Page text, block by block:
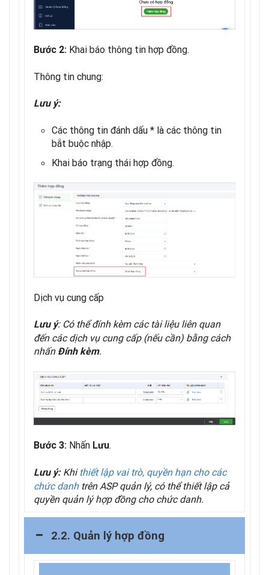
Bước 2: Khai báo thông tin hợp đồng.
Thông tin chung:
Lưu ý:
Các thông tin đánh dấu * là các thông tin
bắt buộc nhập.
Khai báo trạng thái hợp đồng.
Dịch vụ cung cấp
Lưu ý: Có thể đính kèm các tài liệu liên quan
đến các dịch vụ cung cấp (nếu cần) bằng cách
nhấn Đính kèm.
Bước 3: Nhấn Lưu.
Lưu ý: Khi thiết lập vai trò, quyền hạn cho các
chức danhtrên ASP quản lý, có thể thiết lập cả
quyền quản lý hợp đồng cho chức danh.
2.2. Quản lý hợp đồng